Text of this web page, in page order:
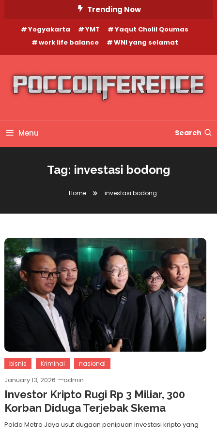
Content
Trending Now
Yogyakarta YMT
Yaqut Cholil Qoumas
work life balance
WNI yang selamat
Menu Search
Tag: investasi bodong
Home investasi bodong
bisnis Kriminal nasional
January 13, 2026 admin
Investor Kripto Rugi Rp 3 Miliar, 300
Korban Diduga Terjebak Skema
Polda Metro Jaya usut dugaan penipuan investasi kripto yang